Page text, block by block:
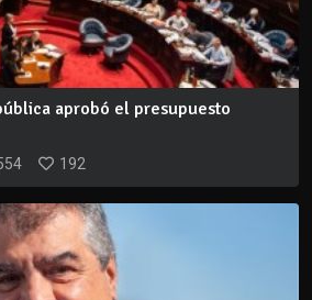
aprobó el presupuesto
192